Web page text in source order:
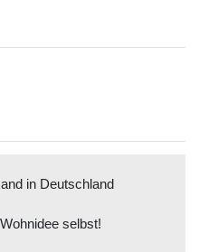
in Deutschland
selbst!